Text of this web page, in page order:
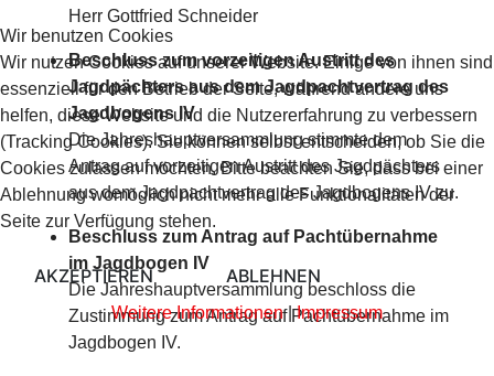
Herr Gottfried Schneider
Beschluss zum vorzeitigen Austritt des
Jagdpächters aus dem Jagdpachtvertrag des
Jagdbogens IV
Die Jahreshauptversammlung stimmte dem
Antrag auf vorzeitigen Austritt des Jagdpächters
aus dem Jagdpachtvertrag des Jagdbogens IV zu.
Beschluss zum Antrag auf Pachtübernahme
im Jagdbogen IV
Die Jahreshauptversammlung beschloss die
Zustimmung zum Antrag auf Pachtübernahme im
Jagdbogen IV.
Wir benutzen Cookies
Wir nutzen Cookies auf unserer Website. Einige von ihnen sind
essenziell für den Betrieb der Seite, während andere uns
helfen, diese Website und die Nutzererfahrung zu verbessern
(Tracking Cookies). Sie können selbst entscheiden, ob Sie die
Cookies zulassen möchten. Bitte beachten Sie, dass bei einer
Ablehnung womöglich nicht mehr alle Funktionalitäten der
Seite zur Verfügung stehen.
AKZEPTIEREN ABLEHNEN
Weitere Informationen|Impressum